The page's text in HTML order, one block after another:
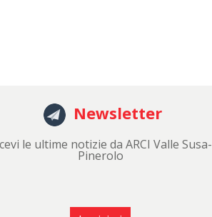
Newsletter
le ultime notizie da ARCI Valle Susa-
Pinerolo